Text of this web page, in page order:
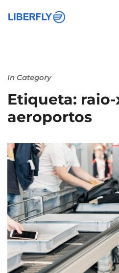
In Category
Etiqueta:
aeroportos